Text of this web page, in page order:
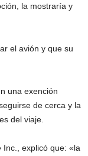
la mostraría y
el avión y que su
una exención
de cerca y la
del viaje.
explicó que: «la